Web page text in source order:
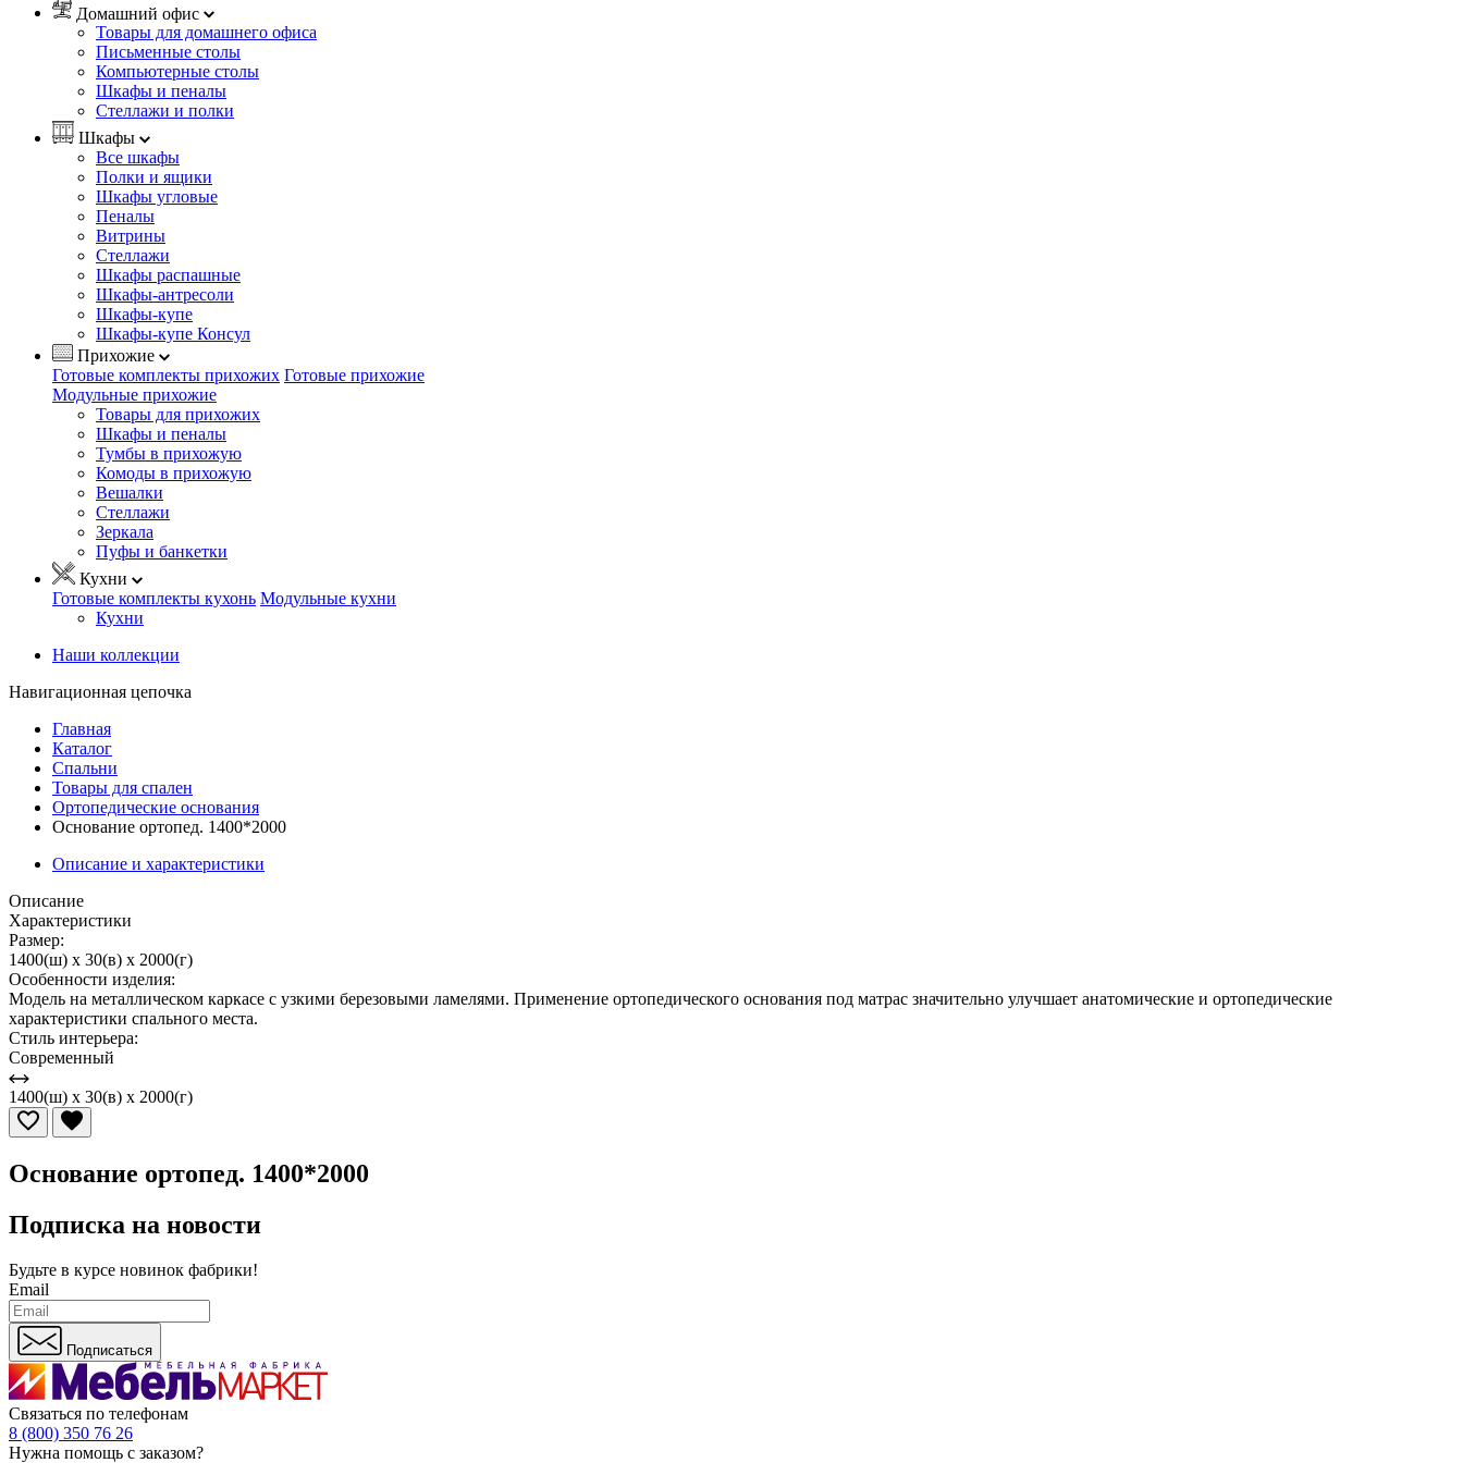
Домашний офис
Товары для домашнего офиса
Письменные столы
Компьютерные столы
Шкафы и пеналы
Стеллажи и полки
Шкафы
Все шкафы
Полки и ящики
Шкафы угловые
Пеналы
Витрины
Стеллажи
Шкафы распашные
Шкафы-антресоли
Шкафы-купе
Шкафы-купе Консул
Прихожие
Готовые комплекты прихожих Готовые прихожие
Модульные прихожие
Товары для прихожих
Шкафы и пеналы
Тумбы в прихожую
Комоды в прихожую
Вешалки
Стеллажи
Зеркала
Пуфы и банкетки
Кухни
Готовые комплекты кухонь Модульные кухни
Кухни
Наши коллекции
Навигационная цепочка
Главная
Каталог
Спальни
Товары для спален
Ортопедические основания
Основание ортопед. 1400*2000
Описание и характеристики
Описание
Характеристики
Размер:
1400(ш) x 30(в) x 2000(г)
Особенности изделия:
Модель на металлическом каркасе с узкими березовыми ламелями. Применение ортопедического основания под матрас значительно улучшает анатомические и ортопедические
характеристики спального места.
Стиль интерьера:
Современный
1400(ш) x 30(в) x 2000(г)
Основание ортопед. 1400*2000
Подписка на новости
Будьте в курсе новинок фабрики!
Email
Подписаться
Связаться по телефонам
8 (800) 350 76 26
Нужна помощь с заказом?